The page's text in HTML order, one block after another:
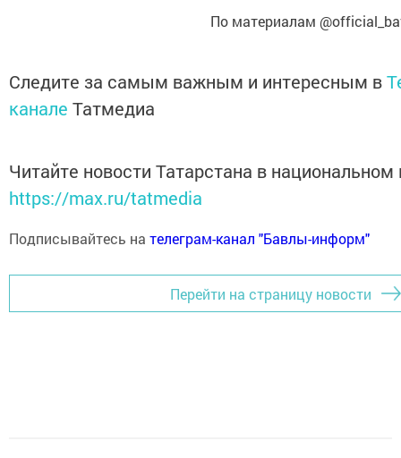
По материалам
Следите за самым важным и интересным в
канале Татмедиа
Читайте новости Татарстана в
https://max.ru/tatmedia
Подписывайтесь на телеграм-канал "Бавлы-информ"
Перейти на страницу новости